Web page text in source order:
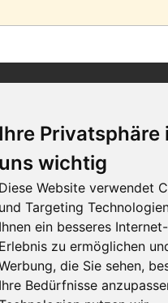
Ihre Privatsphäre
uns wichtig
Diese Website verwendet
und Targeting
Ihnen ein besseres Internet-
Erlebnis zu ermöglichen
die Sie sehen,
Ihre Bedürfnisse
der Messe Luzern AG.